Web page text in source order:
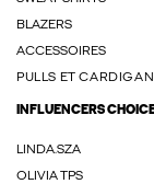
BLAZERS
ACCESSOIRES
PULLS ET
INFLUENCERS
LINDA.SZA
OLIVIA TPS